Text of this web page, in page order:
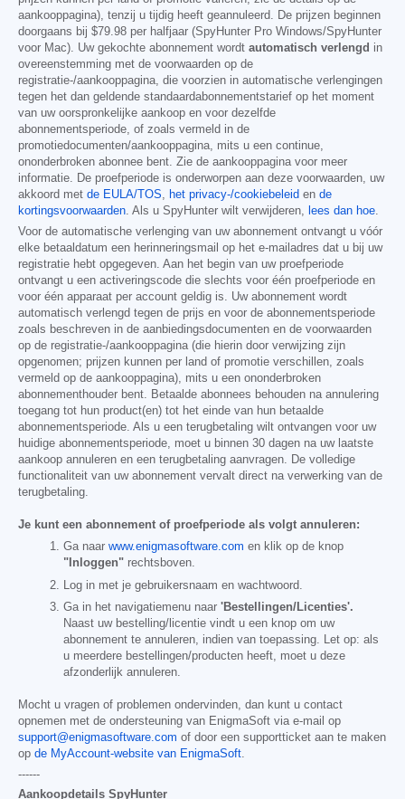
aankooppagina), tenzij u tijdig heeft geannuleerd. De prijzen beginnen
doorgaans bij $79.98 per halfjaar (SpyHunter Pro Windows/SpyHunter
voor Mac). Uw gekochte abonnement wordt automatisch verlengd in
overeenstemming met de voorwaarden op de
registratie-/aankooppagina, die voorzien in automatische verlengingen
tegen het dan geldende standaardabonnementstarief op het moment
van uw oorspronkelijke aankoop en voor dezelfde
abonnementsperiode, of zoals vermeld in de
promotiedocumenten/aankooppagina, mits u een continue,
ononderbroken abonnee bent. Zie de aankooppagina voor meer
informatie. De proefperiode is onderworpen aan deze voorwaarden, uw
akkoord met de EULA/TOS, het privacy-/cookiebeleid en de
kortingsvoorwaarden. Als u SpyHunter wilt verwijderen, lees dan hoe.
Voor de automatische verlenging van uw abonnement ontvangt u vóór
elke betaaldatum een herinneringsmail op het e-mailadres dat u bij uw
registratie hebt opgegeven. Aan het begin van uw proefperiode
ontvangt u een activeringscode die slechts voor één proefperiode en
voor één apparaat per account geldig is. Uw abonnement wordt
automatisch verlengd tegen de prijs en voor de abonnementsperiode
zoals beschreven in de aanbiedingsdocumenten en de voorwaarden
op de registratie-/aankooppagina (die hierin door verwijzing zijn
opgenomen; prijzen kunnen per land of promotie verschillen, zoals
vermeld op de aankooppagina), mits u een ononderbroken
abonnementhouder bent. Betaalde abonnees behouden na annulering
toegang tot hun product(en) tot het einde van hun betaalde
abonnementsperiode. Als u een terugbetaling wilt ontvangen voor uw
huidige abonnementsperiode, moet u binnen 30 dagen na uw laatste
aankoop annuleren en een terugbetaling aanvragen. De volledige
functionaliteit van uw abonnement vervalt direct na verwerking van de
terugbetaling.
Je kunt een abonnement of proefperiode als volgt annuleren:
Ga naar www.enigmasoftware.com en klik op de knop
"Inloggen" rechtsboven.
Log in met je gebruikersnaam en wachtwoord.
Ga in het navigatiemenu naar 'Bestellingen/Licenties'.
Naast uw bestelling/licentie vindt u een knop om uw
abonnement te annuleren, indien van toepassing. Let op: als
u meerdere bestellingen/producten heeft, moet u deze
afzonderlijk annuleren.
Mocht u vragen of problemen ondervinden, dan kunt u contact
opnemen met de ondersteuning van EnigmaSoft via e-mail op
support@enigmasoftware.com of door een supportticket aan te maken
op de MyAccount-website van EnigmaSoft.
------
Aankoopdetails SpyHunter